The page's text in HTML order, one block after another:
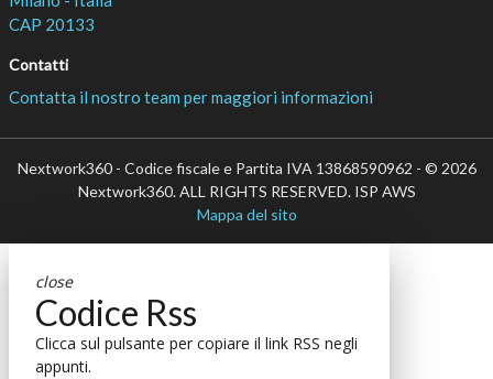
CAP 20133
Contatti
Contatta il nostro team per maggiori informazioni
Nextwork360 - Codice fiscale e Partita IVA 13868590962 - © 2026
Nextwork360. ALL RIGHTS RESERVED. ISP AWS
Mappa del sito
close
Codice Rss
Clicca sul pulsante per copiare il link RSS negli
appunti.